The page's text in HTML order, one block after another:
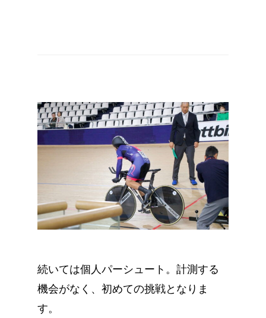
続いては個人パーシュート。計測する
機会がなく、初めての挑戦となりま
す。